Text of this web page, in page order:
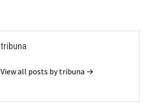
tribuna
View all posts by tribuna →